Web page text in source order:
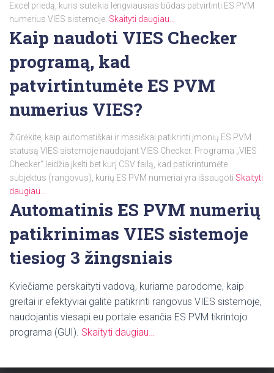
Excel priedą, kuris suteikia lengviausias būdas patvirtinti ES PVM
numerius VIES sistemoje. Skaityti daugiau…
Kaip naudoti VIES Checker
programą, kad
patvirtintumėte ES PVM
numerius VIES?
Žiūrėkite, kaip automatiškai ir masiškai patikrinti įmonių ES PVM
statusą VIES sistemoje naudojant VIES Checker. Programa „VIES
Checker“ leidžia įkelti bet kurį CSV failą, kad patikrintumėte
subjektus (rangovus), kurių ES PVM numeriai yra išsaugoti Skaityti
daugiau…
Automatinis ES PVM numerių
patikrinimas VIES sistemoje
tiesiog 3 žingsniais
Kviečiame perskaityti vadovą, kuriame parodome, kaip
greitai ir efektyviai galite patikrinti rangovus VIES sistemoje,
naudojantis viesapi.eu portale esančia ES PVM tikrintojo
programa (GUI). Skaityti daugiau…